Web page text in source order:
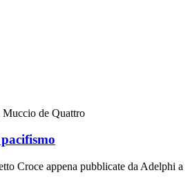
de Quattro
Croce appena pubblicate da Adelphi a